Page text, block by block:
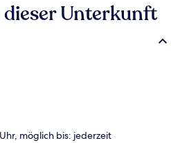
Unterkunft
möglich bis: jederzeit